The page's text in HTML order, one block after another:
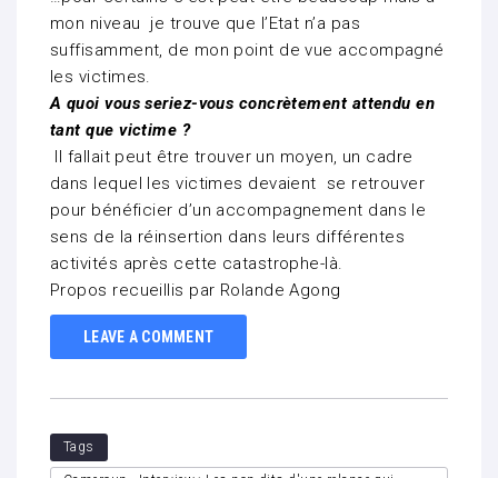
mon niveau je trouve que l’Etat n’a pas
suffisamment, de mon point de vue accompagné
les victimes.
A quoi vous seriez-vous concrètement attendu en
tant que victime ?
Il fallait peut être trouver un moyen, un cadre
dans lequel les victimes devaient se retrouver
pour bénéficier d’un accompagnement dans le
sens de la réinsertion dans leurs différentes
activités après cette catastrophe-là.
Propos recueillis par Rolande Agong
LEAVE A COMMENT
Tags